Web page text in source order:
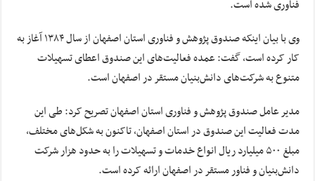
فناوری شده است.
وی با بیان اینکه صندوق پژوهش و فناوری استان اصفهان از سال ۱۳۸۴ آغاز به
کار کرده است، گفت: عمده فعالیت‌های این صندوق اعطای تسهیلات
متنوع به شرکت‌های دانش‌بنیان مستقر در اصفهان است.
مدیر عامل صندوق پژوهش و فناوری استان اصفهان تصریح کرد: طی این
مدت فعالیت این صندوق در استان اصفهان، تاکنون به شکل‌های مختلف،
مبلغ ۵۰۰ میلیارد ریال انواع خدمات و تسهیلات را به حدود هزار شرکت
دانش‌بنیان و فناور مستقر در اصفهان ارائه کرده است.